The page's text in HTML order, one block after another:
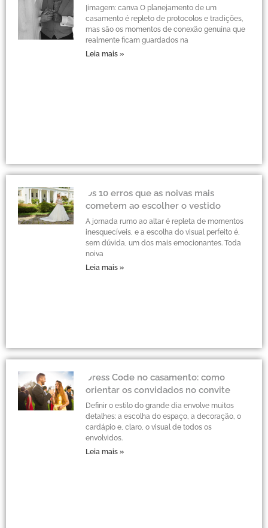
|imagem: canva O planejamento de um
casamento é repleto de protocolos e tradições,
mas são os momentos de conexão genuína que
realmente ficam guardados na
Leia mais »
Os 10 erros que as noivas mais
cometem ao escolher o vestido
A jornada rumo ao altar é repleta de momentos
inesquecíveis, e a escolha do visual perfeito é,
sem dúvida, um dos mais emocionantes. Toda
noiva
Leia mais »
Dress Code no casamento: como
orientar os convidados no convite
Definir o estilo do grande dia envolve muitos
detalhes: a escolha do espaço, a decoração, o
cardápio e, claro, o visual de todos os
envolvidos.
Leia mais »